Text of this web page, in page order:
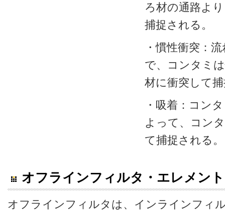
ろ材の通路よ
捕捉される。
・慣性衝突：
で、コンタミ
材に衝突して
・吸着：コン
よって、コン
て捕捉される。
オフラインフィルタ・エレメン
オフラインフィルタは、インラインフィ